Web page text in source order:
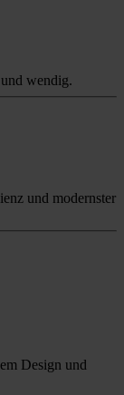
wendig.
und modernster
Design und